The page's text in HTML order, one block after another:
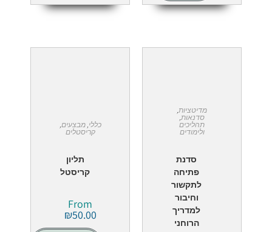
מדיטציות,
סדנאות,
תהליכים
ולימודים
סדנת
פתיחה
לתקשור
וחיבור
למדריך
הרוחני
כללי ,מבצעים
קריסטלים
תליון
קריסטל
From
₪50.00